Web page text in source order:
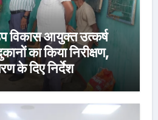
विकास आयुक्त उत्कर्ष
का किया निरीक्षण,
के दिए निर्देश